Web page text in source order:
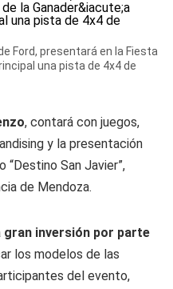
Ford, presentará en la Fiesta
una pista de 4x4 de
, contará con juegos,
y la presentación
San Javier”,
de Mendoza.
gran inversión por parte
los modelos de las
del evento,